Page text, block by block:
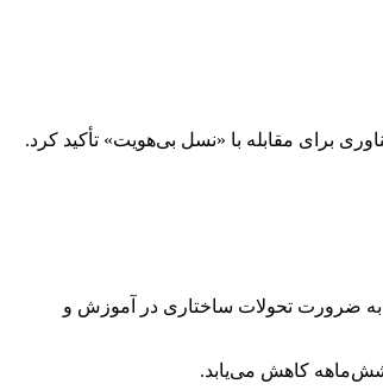
به ضرورت تحولات ساختاری در آموزش و